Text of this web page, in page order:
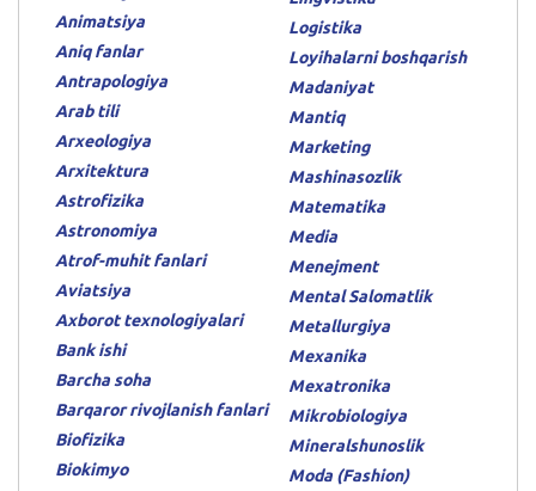
Animatsiya
Aniq fanlar
Antrapologiya
Arab tili
Arxeologiya
Arxitektura
Astrofizika
Astronomiya
Atrof-muhit fanlari
Aviatsiya
Axborot texnologiyalari
Bank ishi
Barcha soha
Barqaror rivojlanish fanlari
Biofizika
Biokimyo
Logistika
Loyihalarni boshqarish
Madaniyat
Mantiq
Marketing
Mashinasozlik
Matematika
Media
Menejment
Mental Salomatlik
Metallurgiya
Mexanika
Mexatronika
Mikrobiologiya
Mineralshunoslik
Moda (Fashion)